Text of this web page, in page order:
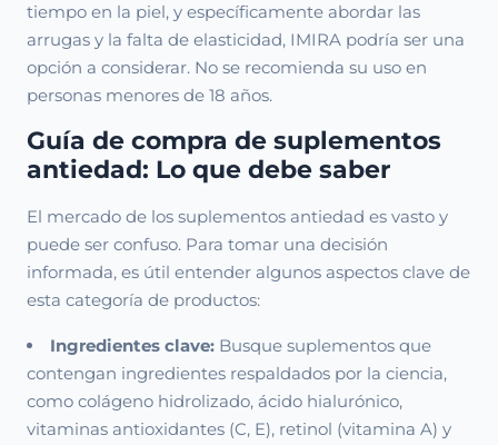
tiempo en la piel, y específicamente abordar las
arrugas y la falta de elasticidad, IMIRA podría ser una
opción a considerar. No se recomienda su uso en
personas menores de 18 años.
Guía de compra de suplementos
antiedad: Lo que debe saber
El mercado de los suplementos antiedad es vasto y
puede ser confuso. Para tomar una decisión
informada, es útil entender algunos aspectos clave de
esta categoría de productos:
Ingredientes clave: Busque suplementos que
contengan ingredientes respaldados por la ciencia,
como colágeno hidrolizado, ácido hialurónico,
vitaminas antioxidantes (C, E), retinol (vitamina A) y